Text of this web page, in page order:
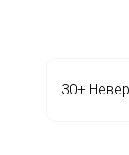
30+